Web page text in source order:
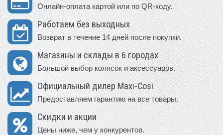
Онлайн-оплата картой или по QR-коду.
Работаем без выходных
Возврат в течение 14 дней после покупки.
Магазины и склады в 6 городах
Большой выбор колясок и аксессуаров.
Официальный дилер Maxi-Cosi
Предоставляем гарантию на все товары.
Скидки и акции
Цены ниже, чем у конкурентов.